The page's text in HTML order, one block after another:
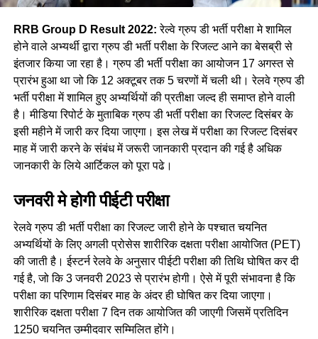
RRB Group D Result 2022:रेल्वे ग्रुप डी भर्ती परीक्षा मे शामिल
होने वाले अभ्यर्थी द्वारा ग्रुप डी भर्ती परीक्षा के रिजल्ट आने का बेसब्री से
इंतजार किया जा रहा है। ग्रुप डी भर्ती परीक्षा का आयोजन 17 अगस्त से
प्रारंभ हुआ था जो कि 12 अक्टूबर तक 5 चरणों में चली थी। रेलवे ग्रुप डी
भर्ती परीक्षा में शामिल हुए अभ्यर्थियों की प्रतीक्षा जल्द ही समाप्त होने वाली
है। मीडिया रिपोर्ट के मुताबिक ग्रुप डी भर्ती परीक्षा का रिजल्ट दिसंबर के
इसी महीने में जारी कर दिया जाएगा। इस लेख में परीक्षा का रिजल्ट दिसंबर
माह में जारी करने के संबंध में जरूरी जानकारी प्रदान की गई है अधिक
जानकारी के लिये आर्टिकल को पूरा पढे।
जनवरी मे होगी पीईटी परीक्षा
रेलवे ग्रुप डी भर्ती परीक्षा का रिजल्ट जारी होने के पश्चात चयनित
अभ्यर्थियों के लिए अगली प्रोसेस शारीरिक दक्षता परीक्षा आयोजित (PET)
की जाती है। ईस्टर्न रेलवे के अनुसार पीईटी परीक्षा की तिथि घोषित कर दी
गई है, जो कि 3 जनवरी 2023 से प्रारंभ होगी। ऐसे में पूरी संभावना है कि
परीक्षा का परिणाम दिसंबर माह के अंदर ही घोषित कर दिया जाएगा।
शारीरिक दक्षता परीक्षा 7 दिन तक आयोजित की जाएगी जिसमें प्रतिदिन
1250 चयनित उम्मीदवार सम्मिलित होंगे।